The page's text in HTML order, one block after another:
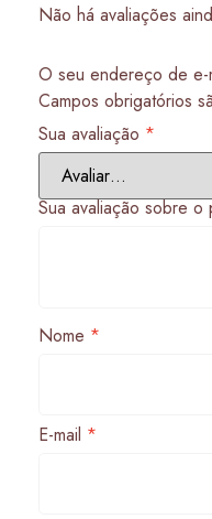
Não há avaliações
O seu endereço de e-
Campos obrigatórios
Sua avaliação *
Sua avaliação sobre
Nome *
E-mail *